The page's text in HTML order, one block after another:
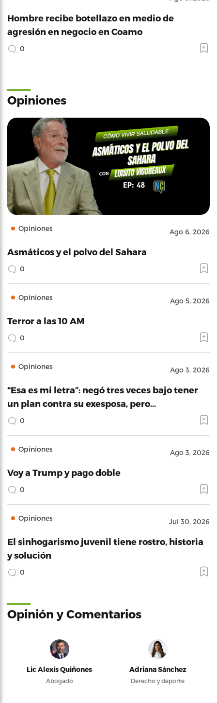
Hombre recibe botellazo en medio de
agresión en negocio en Coamo
0
Opiniones
Opiniones Ago 6, 2026
Asmáticos y el polvo del Sahara
0
Opiniones Ago 5, 2026
Terror a las 10 AM
0
Opiniones Ago 3, 2026
“Esa es mi letra”: negó tres veces bajo tener
un plan contra su exesposa, pero…
0
Opiniones Ago 3, 2026
Voy a Trump y pago doble
0
Opiniones Jul 30, 2026
El sinhogarismo juvenil tiene rostro, historia
y solución
0
Opinión y Comentarios
Lic Alexis Quiñones
Abogado
Adriana Sánchez
Derecho y deporte